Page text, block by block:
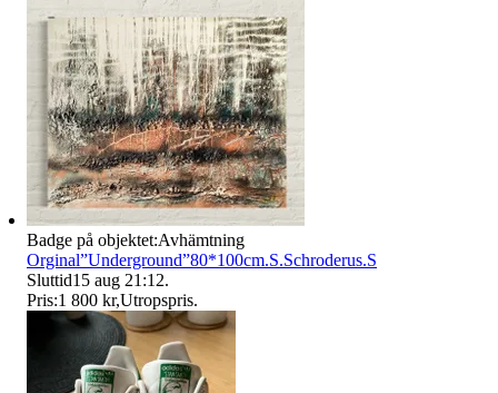
Badge på objektet:Avhämtning
Orginal”Underground”80*100cm.S.Schroderus.S
Sluttid15 aug 21:12.
Pris:1 800 kr,Utropspris.